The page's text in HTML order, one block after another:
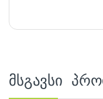
მსგავსი